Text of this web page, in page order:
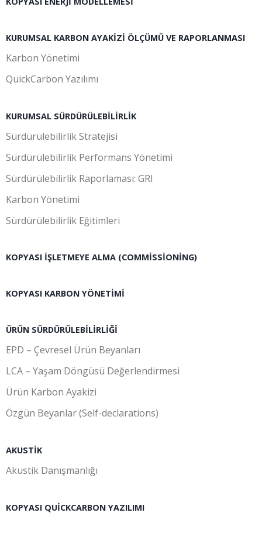
KURUMSAL KARBON AYAKIZI ÖLÇÜMÜ VE RAPORLANMASI
Karbon Yönetimi
QuickCarbon Yazılımı
KURUMSAL SÜRDÜRÜLEBILIRLIK
Sürdürülebilirlik Stratejisi
Sürdürülebilirlik Performans Yönetimi
Sürdürülebilirlik Raporlaması: GRI
Karbon Yönetimi
Sürdürülebilirlik Eğitimleri
KOPYASI İŞLETMEYE ALMA (COMMISSIONING)
KOPYASI KARBON YÖNETIMI
ÜRÜN SÜRDÜRÜLEBILIRLIĞI
EPD – Çevresel Ürün Beyanları
LCA – Yaşam Döngüsü Değerlendirmesi
Ürün Karbon Ayakizi
Özgün Beyanlar (Self-declarations)
AKUSTIK
Akustik Danışmanlığı
KOPYASI QUICKCARBON YAZILIMI